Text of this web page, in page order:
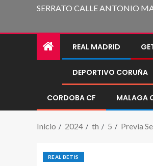
SERRATO CALLE ANTONIO
REAL MADRID
DEPORTIVO CORUÑA
CORDOBA CF MALAGA
Inicio 2024 th 5 Previa
REAL BETIS